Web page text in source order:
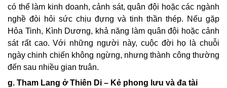
có thể làm kinh doanh, cảnh sát, quân đội hoặc các ngành
nghề đòi hỏi sức chịu đựng và tinh thần thép. Nếu gặp
Hỏa Tinh, Kình Dương, khả năng làm quân đội hoặc cảnh
sát rất cao. Với những người này, cuộc đời họ là chuỗi
ngày chinh chiến không ngừng, nhưng thành công thường
đến sau nhiều gian truân.
g. Tham Lang ở Thiên Di – Kẻ phong lưu và đa tài